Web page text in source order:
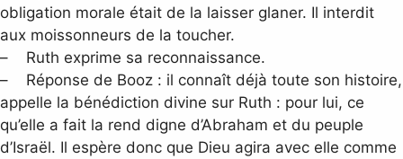
obligation morale était de la laisser glaner. Il interdit
aux moissonneurs de la toucher.
– Ruth exprime sa reconnaissance.
– Réponse de Booz : il connaît déjà toute son histoire,
appelle la bénédiction divine sur Ruth : pour lui, ce
qu’elle a fait la rend digne d’Abraham et du peuple
d’Israël. Il espère donc que Dieu agira avec elle comme